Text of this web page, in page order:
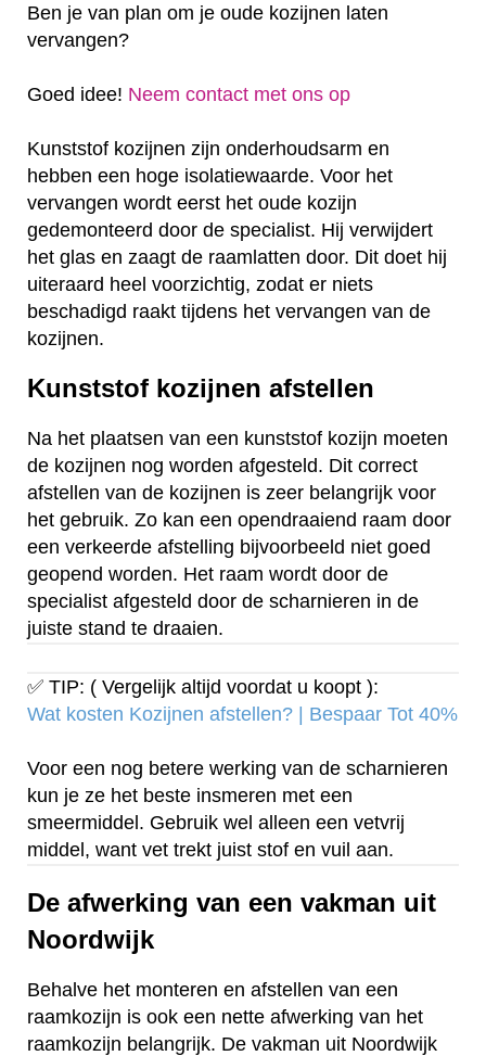
Ben je van plan om je oude kozijnen laten
vervangen?
Goed idee! Neem contact met ons op
Kunststof kozijnen zijn onderhoudsarm en
hebben een hoge isolatiewaarde. Voor het
vervangen wordt eerst het oude kozijn
gedemonteerd door de specialist. Hij verwijdert
het glas en zaagt de raamlatten door. Dit doet hij
uiteraard heel voorzichtig, zodat er niets
beschadigd raakt tijdens het vervangen van de
kozijnen.
Kunststof kozijnen afstellen
Na het plaatsen van een kunststof kozijn moeten
de kozijnen nog worden afgesteld. Dit correct
afstellen van de kozijnen is zeer belangrijk voor
het gebruik. Zo kan een opendraaiend raam door
een verkeerde afstelling bijvoorbeeld niet goed
geopend worden. Het raam wordt door de
specialist afgesteld door de scharnieren in de
juiste stand te draaien.
✅ TIP: ( Vergelijk altijd voordat u koopt ):
Wat kosten Kozijnen afstellen? | Bespaar Tot 40%‎
Voor een nog betere werking van de scharnieren
kun je ze het beste insmeren met een
smeermiddel. Gebruik wel alleen een vetvrij
middel, want vet trekt juist stof en vuil aan.
De afwerking van een vakman uit
Noordwijk
Behalve het monteren en afstellen van een
raamkozijn is ook een nette afwerking van het
raamkozijn belangrijk. De vakman uit Noordwijk